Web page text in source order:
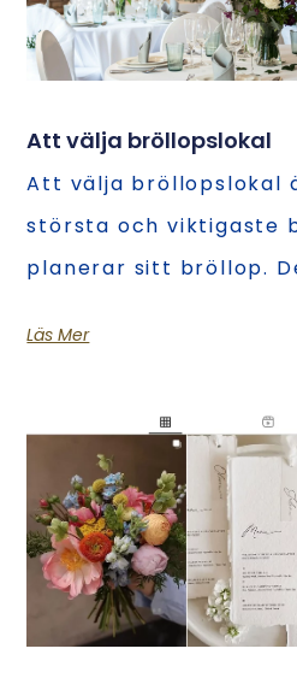
Att välja bröllopslokal
Att välja bröllopslokal
största och viktigaste
planerar sitt bröllop.
Läs Mer